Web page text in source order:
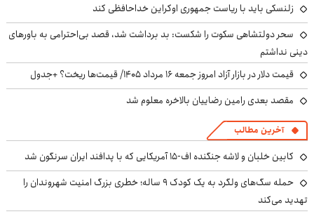
زلنسکی باید با ریاست جمهوری اوکراین خداحافظی کند
سحر دولتشاهی سکوت را شکست: بد برداشت شد، قصد بی‌احترامی به باورهای
دینی نداشتم
قیمت دلار در بازار آزاد امروز جمعه ۱۶ مرداد ۱۴۰۵/ قیمت‌ها ریخت؟ +جدول
مقصد بعدی رامین رضاییان بالاخره معلوم شد
آخرین مطالب
کابین خلبان و لاشه جنگنده اف-۱۵ آمریکایی که با پدافند ایران سرنگون شد
حمله سگ‌های ولگرد به یک کودک ۹ ساله؛ خطری بزرگ امنیت شهروندان را
تهدید می‌کند